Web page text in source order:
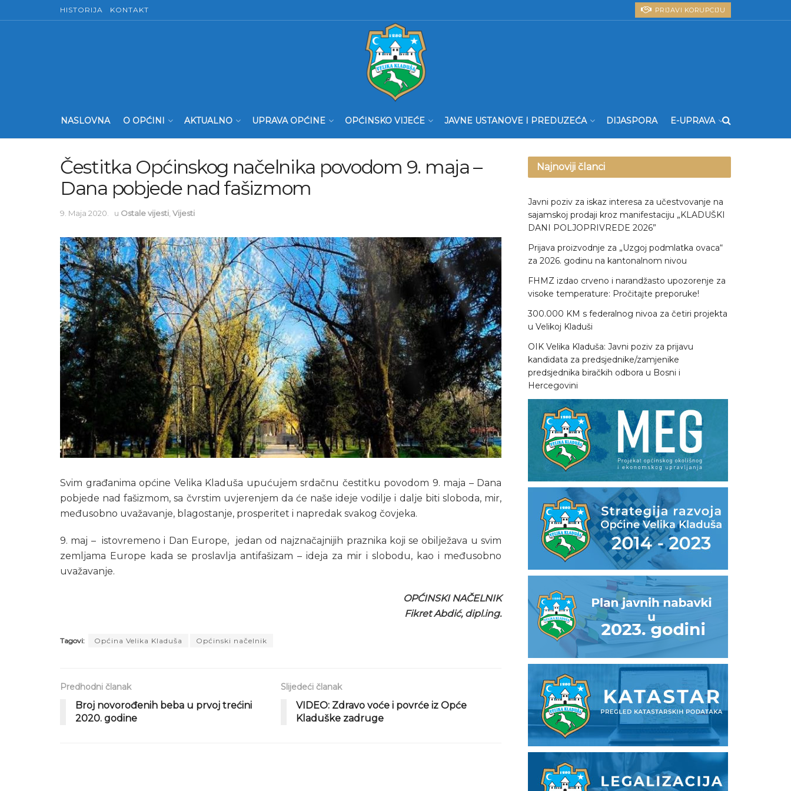
HISTORIJA KONTAKT PRIJAVI KORUPCIJU
NASLOVNA O OPĆINI AKTUALNO UPRAVA OPĆINE OPĆINSKO VIJEĆE JAVNE USTANOVE I PREDUZEĆA DIJASPORA E-UPRAVA
Čestitka Općinskog načelnika povodom 9. maja –
Dana pobjede nad fašizmom
9. Maja 2020. u Ostale vijesti Vijesti
Svim građanima općine Velika Kladuša upućujem srdačnu čestitku povodom 9. maja – Dana
pobjede nad fašizmom, sa čvrstim uvjerenjem da će naše ideje vodilje i dalje biti sloboda, mir,
međusobno uvažavanje, blagostanje, prosperitet i napredak svakog čovjeka.
9. maj – istovremeno i Dan Europe, jedan od najznačajnijih praznika koji se obilježava u svim
zemljama Europe kada se proslavlja antifašizam – ideja za mir i slobodu, kao i međusobno
uvažavanje.
OPĆINSKI NAČELNIK
Fikret Abdić, dipl.ing.
Tagovi: Općina Velika Kladuša Općinski načelnik
Predhodni članak
Broj novorođenih beba u prvoj trećini
2020. godine
Slijedeći članak
VIDEO: Zdravo voće i povrće iz Opće
Kladuške zadruge
Najnoviji članci
Javni poziv za iskaz interesa za učestvovanje na
sajamskoj prodaji kroz manifestaciju „KLADUŠKI
DANI POLJOPRIVREDE 2026”
Prijava proizvodnje za „Uzgoj podmlatka ovaca“
za 2026. godinu na kantonalnom nivou
FHMZ izdao crveno i narandžasto upozorenje za
visoke temperature: Pročitajte preporuke!
300.000 KM s federalnog nivoa za četiri projekta
u Velikoj Kladuši
OIK Velika Kladuša: Javni poziv za prijavu
kandidata za predsjednike/zamjenike
predsjednika biračkih odbora u Bosni i
Hercegovini